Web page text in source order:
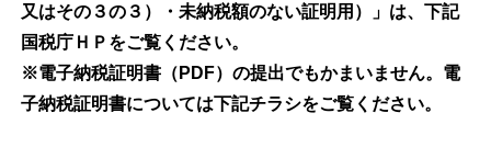
又はその３の３）・未納税額のない証明用）」は、下記
国税庁ＨＰをご覧ください。
※電子納税証明書（PDF）の提出でもかまいません。電
子納税証明書については下記チラシをご覧ください。